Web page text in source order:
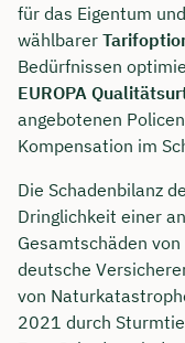
für das Eigentum
wählbarer
Bedürfnissen
EUROPA
angebotenen
Kompensation im
Die Schadenbilanz
Dringlichkeit einer
Gesamtschäden
deutsche
von
2021 durch